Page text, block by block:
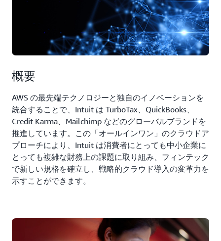
概要
AWS の最先端テクノロジーと独自のイノベーションを
統合することで、Intuit は TurboTax、QuickBooks、
Credit Karma、Mailchimp などのグローバルブランドを
推進しています。この「オールインワン」のクラウドア
プローチにより、Intuit は消費者にとっても中小企業に
とっても複雑な財務上の課題に取り組み、フィンテック
で新しい規格を確立し、戦略的クラウド導入の変革力を
示すことができます。